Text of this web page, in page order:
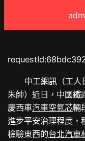
中工網訊（工
朱帥）近日，中國鐵
慶西車汽車空氣芯輛
進步平安治理程度，
檢驗東西的台北汽車